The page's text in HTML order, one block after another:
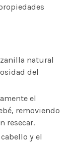
natural
del
el
removiendo
resecar.
y el